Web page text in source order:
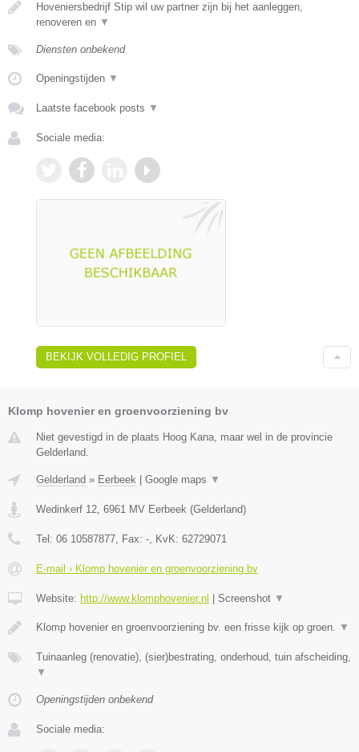
Hoveniersbedrijf Stip wil uw partner zijn bij het aanleggen,
renoveren en ▼
Diensten onbekend
Openingstijden ▼
Laatste facebook posts ▼
Sociale media:
BEKIJK VOLLEDIG PROFIEL
Klomp hovenier en groenvoorziening bv
Niet gevestigd in de plaats Hoog Kana, maar wel in de provincie
Gelderland.
Gelderland » Eerbeek Google maps ▼
Wedinkerf 12 6961 MV Eerbeek (Gelderland)
Tel: 06 10587877 , Fax: - , KvK: 62729071
E-mail › Klomp hovenier en groenvoorziening bv
Website: http://www.klomphovenier.nl Screenshot ▼
Klomp hovenier en groenvoorziening bv. een frisse kijk op groen. ▼
Tuinaanleg (renovatie), (sier)bestrating, onderhoud, tuin afscheiding,
▼
Openingstijden onbekend
Sociale media: